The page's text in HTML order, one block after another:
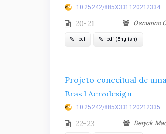
10.25242/885X331120212334
20-21 Osmarino
pdf pdf (English)
Projeto conceitual de
Brasil Aerodesign
10.25242/885X331120212335
22-23 Deryck